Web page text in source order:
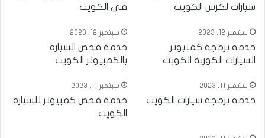
سيارات لكزس الكويت
في الكويت
سبتمبر 12, 2023
خدمة برمجة كمبيوتر
السيارات الكورية الكويت
سبتمبر 12, 2023
خدمة فحص السيارة
بالكمبيوتر الكويت
سبتمبر 11, 2023
خدمة برمجة سيارات الكويت
سبتمبر 11, 2023
خدمة فحص كمبيوتر للسيارة
الكويت